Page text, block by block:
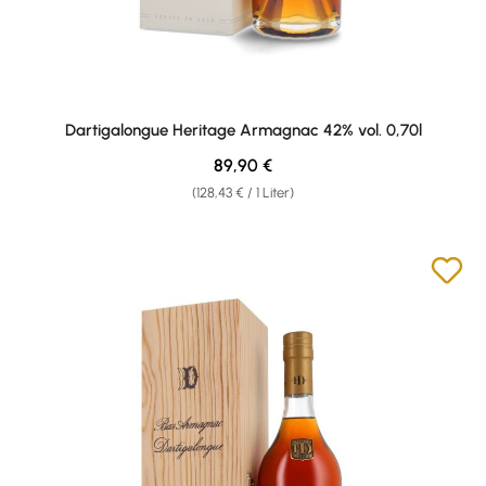
Dartigalongue Heritage Armagnac 42% vol. 0,70l
(128,43 € / 1 Liter)
Regulärer Preis:
89,90 €